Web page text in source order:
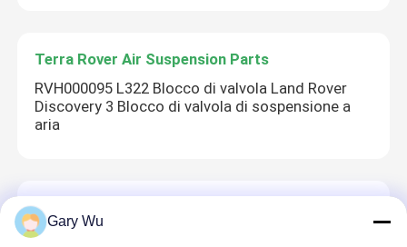
Terra Rover Air Suspension Parts
RVH000095 L322 Blocco di valvola Land Rover
Discovery 3 Blocco di valvola di sospensione a
aria
Componenti sospensioni pneumatiche Audi
4H0616039 Audi A8 D4 Componenti della
Gary Wu